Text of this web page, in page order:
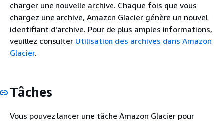
charger une nouvelle archive. Chaque fois que vous
chargez une archive, Amazon Glacier génère un nouvel
identifiant d'archive. Pour de plus amples informations,
veuillez consulter Utilisation des archives dans Amazon
Glacier.
Tâches
Vous pouvez lancer une tâche Amazon Glacier pour